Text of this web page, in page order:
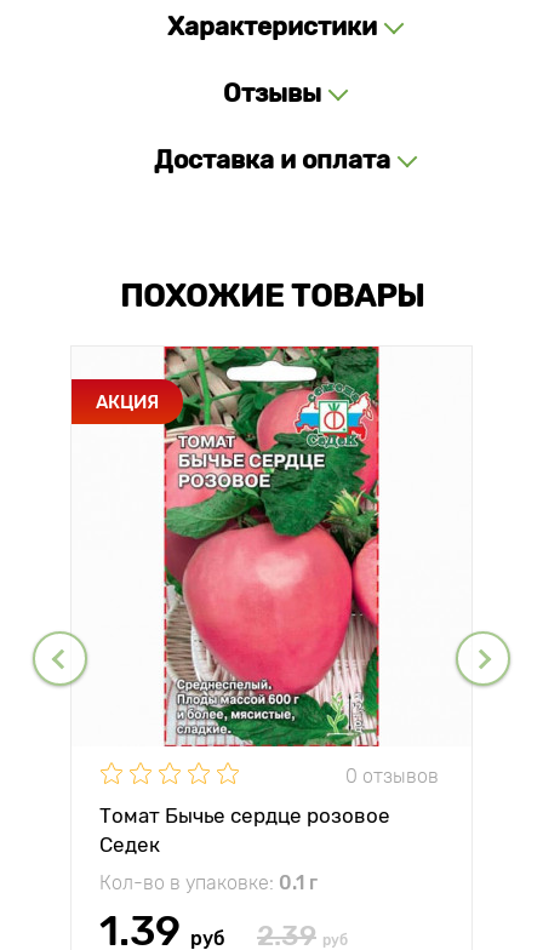
Характеристики
Отзывы
Доставка и оплата
ПОХОЖИЕ ТОВАРЫ
АКЦИЯ
0 отзывов
Томат Бычье сердце розовое
Седек
Кол-во в упаковке: 0.1 г
1.39 руб 2.39 руб